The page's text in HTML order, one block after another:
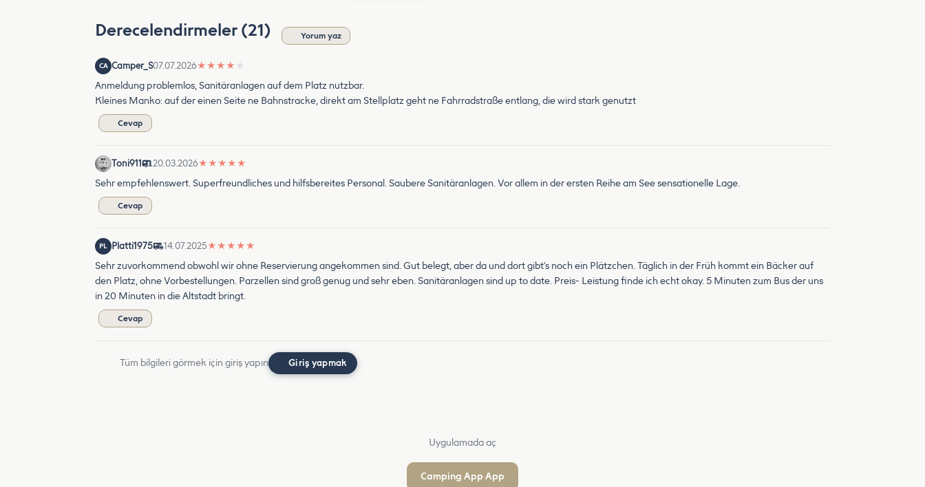
Derecelendirmeler (21) Yorum yaz
CA Camper_S07.07.2026★ ★ ★ ★ ★
Anmeldung problemlos, Sanitäranlagen auf dem Platz nutzbar.
Kleines Manko: auf der einen Seite ne Bahnstracke, direkt am Stellplatz geht ne Fahrradstraße entlang, die wird stark genutzt
Cevap
Toni911 20.03.2026★ ★ ★ ★ ★
Sehr empfehlenswert. Superfreundliches und hilfsbereites Personal. Saubere Sanitäranlagen. Vor allem in der ersten Reihe am See sensationelle Lage.
Cevap
PL Platti1975 14.07.2025★ ★ ★ ★ ★
Sehr zuvorkommend obwohl wir ohne Reservierung angekommen sind. Gut belegt, aber da und dort gibt's noch ein Plätzchen. Täglich in der Früh kommt ein Bäcker auf
den Platz, ohne Vorbestellungen. Parzellen sind groß genug und sehr eben. Sanitäranlagen sind up to date. Preis- Leistung finde ich echt okay. 5 Minuten zum Bus der uns
in 20 Minuten in die Altstadt bringt.
Cevap
Tüm bilgileri görmek için giriş yapın Giriş yapmak
Uygulamada aç
Camping App App